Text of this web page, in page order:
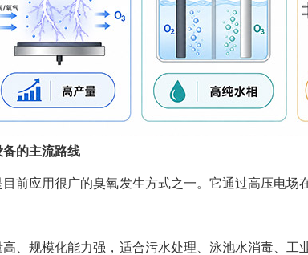
的主流路线
前应用很广的臭氧发生方式之一。它通过高压电
、规模化能力强，适合污水处理、泳池水消毒、